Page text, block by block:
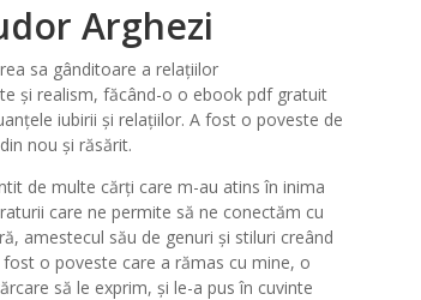
Arghezi
sa gânditoare a relațiilor
și realism, făcând-o o ebook pdf gratuit
iubirii și relațiilor. A fost o poveste de
nou și răsărit.
de multe cărți care m-au atins în inima
care ne permite să ne conectăm cu
amestecul său de genuri și stiluri creând
o poveste care a rămas cu mine, o
să le exprim, și le-a pus în cuvinte